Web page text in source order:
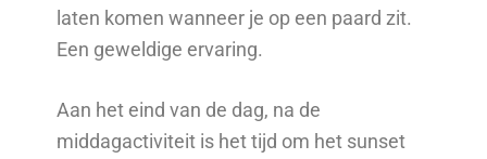
laten komen wanneer je op een paard zit.
Een geweldige ervaring.
Aan het eind van de dag, na de
middagactiviteit is het tijd om het sunset